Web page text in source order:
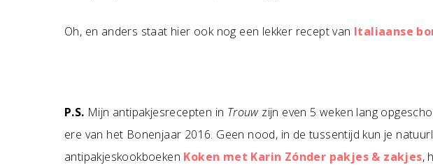
Oh, en anders staat hier ook nog een lekker recept van Italiaanse
P.S. Mijn antipakjesrecepten in Trouwzijn even 5 weken lang
ere van het Bonenjaar 2016. Geen nood, in de tussentijd kun je
antipakjeskookboeken Koken met Karin Zónder pakjes & zakjes,